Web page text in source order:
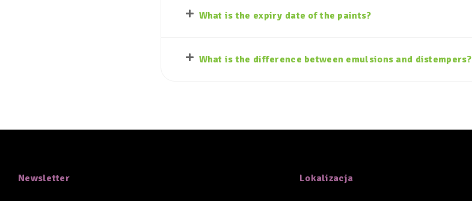
What is the expiry date of the paints?
What is the difference between emulsions and distempers?
Newsletter Lokalizacja